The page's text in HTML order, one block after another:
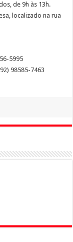
de 9h às 13h.
localizado na rua
5995
98585-7463